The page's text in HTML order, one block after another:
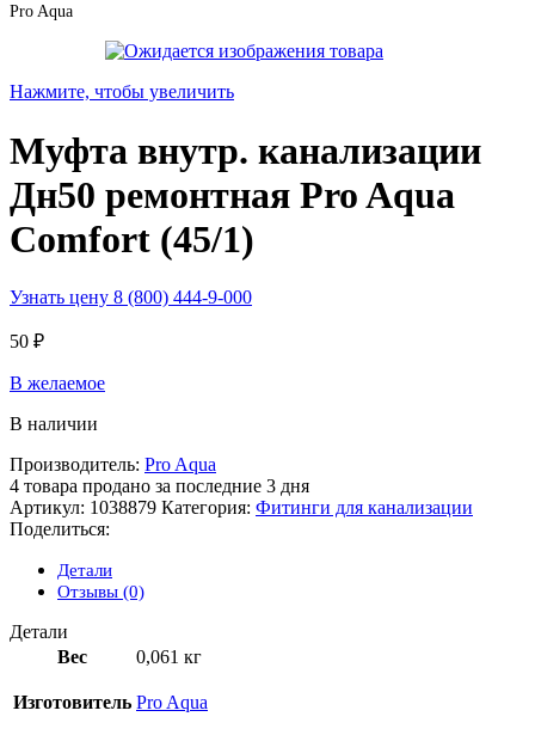
Pro Aqua
Нажмите, чтобы увеличить
Муфта внутр. канализации
Дн50 ремонтная Pro Aqua
Comfort (45/1)
Узнать цену 8 (800) 444-9-000
50 ₽
В желаемое
В наличии
Производитель: Pro Aqua
4 товара продано за последние 3 дня
Артикул: 1038879 Категория: Фитинги для канализации
Поделиться:
Детали
Отзывы (0)
Детали
Вес
0,061 кг
Изготовитель Pro Aqua